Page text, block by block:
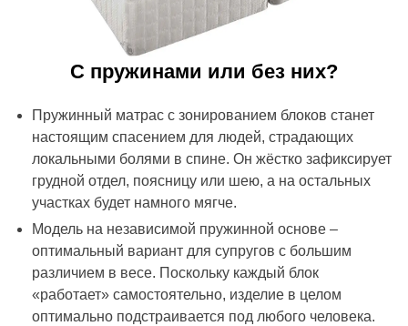
С пружинами или без них?
Пружинный матрас с зонированием блоков станет
настоящим спасением для людей, страдающих
локальными болями в спине. Он жёстко зафиксирует
грудной отдел, поясницу или шею, а на остальных
участках будет намного мягче.
Модель на независимой пружинной основе –
оптимальный вариант для супругов с большим
различием в весе. Поскольку каждый блок
«работает» самостоятельно, изделие в целом
оптимально подстраивается под любого человека.